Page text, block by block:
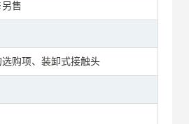
售
购项、装卸式接触头